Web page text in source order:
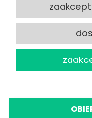
2025 © Optiland.pl -
Sklep internetowy